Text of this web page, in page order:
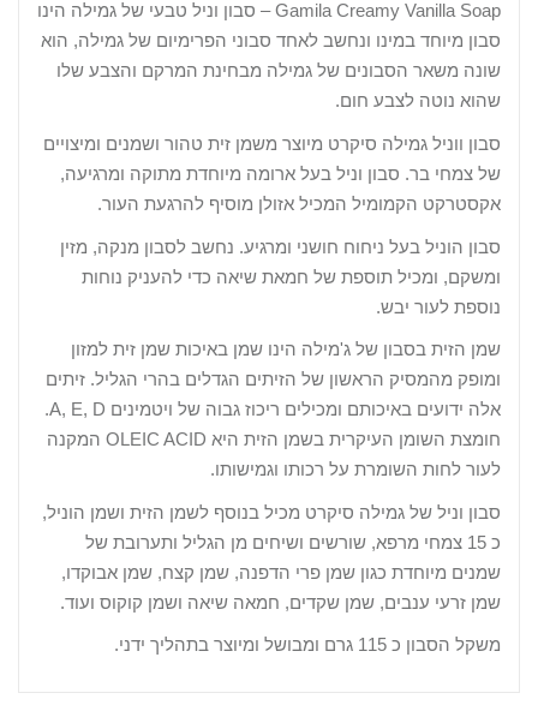
Gamila Creamy Vanilla Soap – סבון וניל טבעי של גמילה הינו
סבון מיוחד במינו ונחשב לאחד סבוני הפרימיום של גמילה, הוא
שונה משאר הסבונים של גמילה מבחינת המרקם והצבע שלו
שהוא נוטה לצבע חום.
סבון ווניל גמילה סיקרט מיוצר משמן זית טהור ושמנים ומיצויים
של צמחי בר. סבון וניל בעל ארומה מיוחדת מתוקה ומרגיעה,
אקסטרקט הקמומיל המכיל אזולן מוסיף להרגעת העור.
סבון הוניל בעל ניחוח חושני ומרגיע. נחשב לסבון מנקה, מזין
ומשקם, ומכיל תוספת של חמאת שיאה כדי להעניק נוחות
נוספת לעור יבש.
שמן הזית בסבון של ג'מילה הינו שמן באיכות שמן זית למזון
ומופק מהמסיק הראשון של הזיתים הגדלים בהרי הגליל. זיתים
אלה ידועים באיכותם ומכילים ריכוז גבוה של ויטמינים A, E, D
.
חומצת השומן העיקרית בשמן הזית היא OLEIC ACID המקנה
לעור לחות השומרת על רכותו וגמישותו.
סבון וניל של גמילה סיקרט מכיל בנוסף לשמן הזית ושמן הוניל,
כ 15 צמחי מרפא, שורשים ושיחים מן הגליל ותערובת של
שמנים מיוחדת כגון שמן פרי הדפנה, שמן קצח, שמן אבוקדו,
שמן זרעי ענבים, שמן שקדים, חמאה שיאה ושמן קוקוס ועוד.
משקל הסבון כ 115 גרם ומבושל ומיוצר בתהליך ידני.